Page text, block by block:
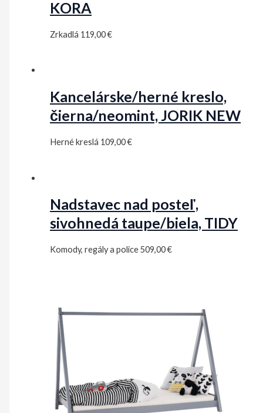
KORA
Zrkadlá 119,00€
Kancelárske/herné kreslo,
čierna/neomint, JORIK NEW
Herné kreslá 109,00€
Nadstavec nad posteľ,
sivohnedá taupe/biela, TIDY
Komody, regály a police509,00€